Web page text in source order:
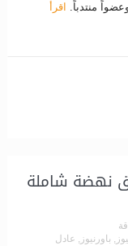
منتدباً. اقرأ
نهضة شاملة
, باورنيوز , عادل